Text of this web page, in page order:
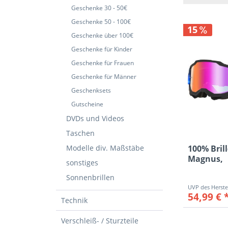
Geschenke 30 - 50€
Geschenke 50 - 100€
Geschenke über 100€
Geschenke für Kinder
Geschenke für Frauen
Geschenke für Männer
Geschenksets
Gutscheine
DVDs und Videos
Taschen
Modelle div. Maßstäbe
sonstiges
Sonnenbrillen
Technik
Verschleiß- / Sturzteile
Griffe
XS
S
L
XXL
44-47
42/43
39/42
6-8
6-9
15
100%
Magnus,
54,99 €